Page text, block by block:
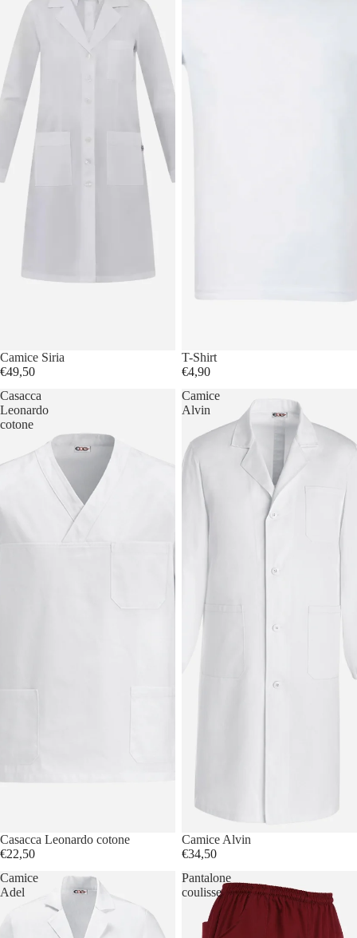
Camice Siria
€49,50
T-Shirt
€4,90
Casacca
Leonardo
cotone
Casacca Leonardo cotone
€22,50
Camice
Alvin
Camice Alvin
€34,50
Camice
Adel
Pantalone
coulisse